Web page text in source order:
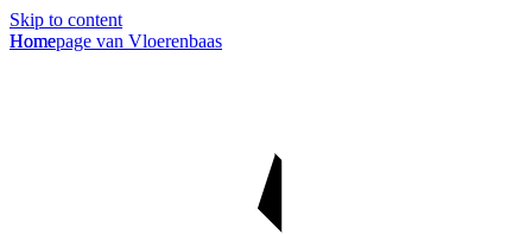
Skip to content
Homepage van Vloerenbaas
Home